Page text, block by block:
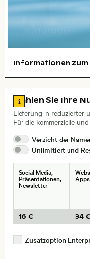
Informationen zum
Zu den
Wählen Sie Ihre
Lieferung in reduzierter
Für die kommerzielle
Verzicht der
Unlimitiert und
Social Media,
Präsentationen,
Newsletter
16 €
Apps
34 €
Zusatzoption